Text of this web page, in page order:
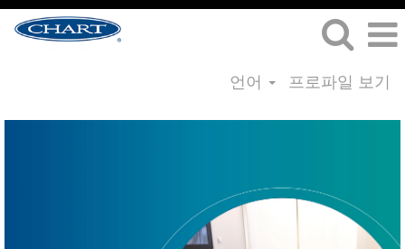
언어 프로파일 보기
조